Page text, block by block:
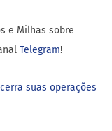
e Milhas sobre
Telegram!
suas operações